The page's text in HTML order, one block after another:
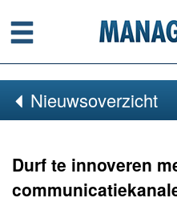
Menu
Nieuwsoverzicht
Durf te innoveren